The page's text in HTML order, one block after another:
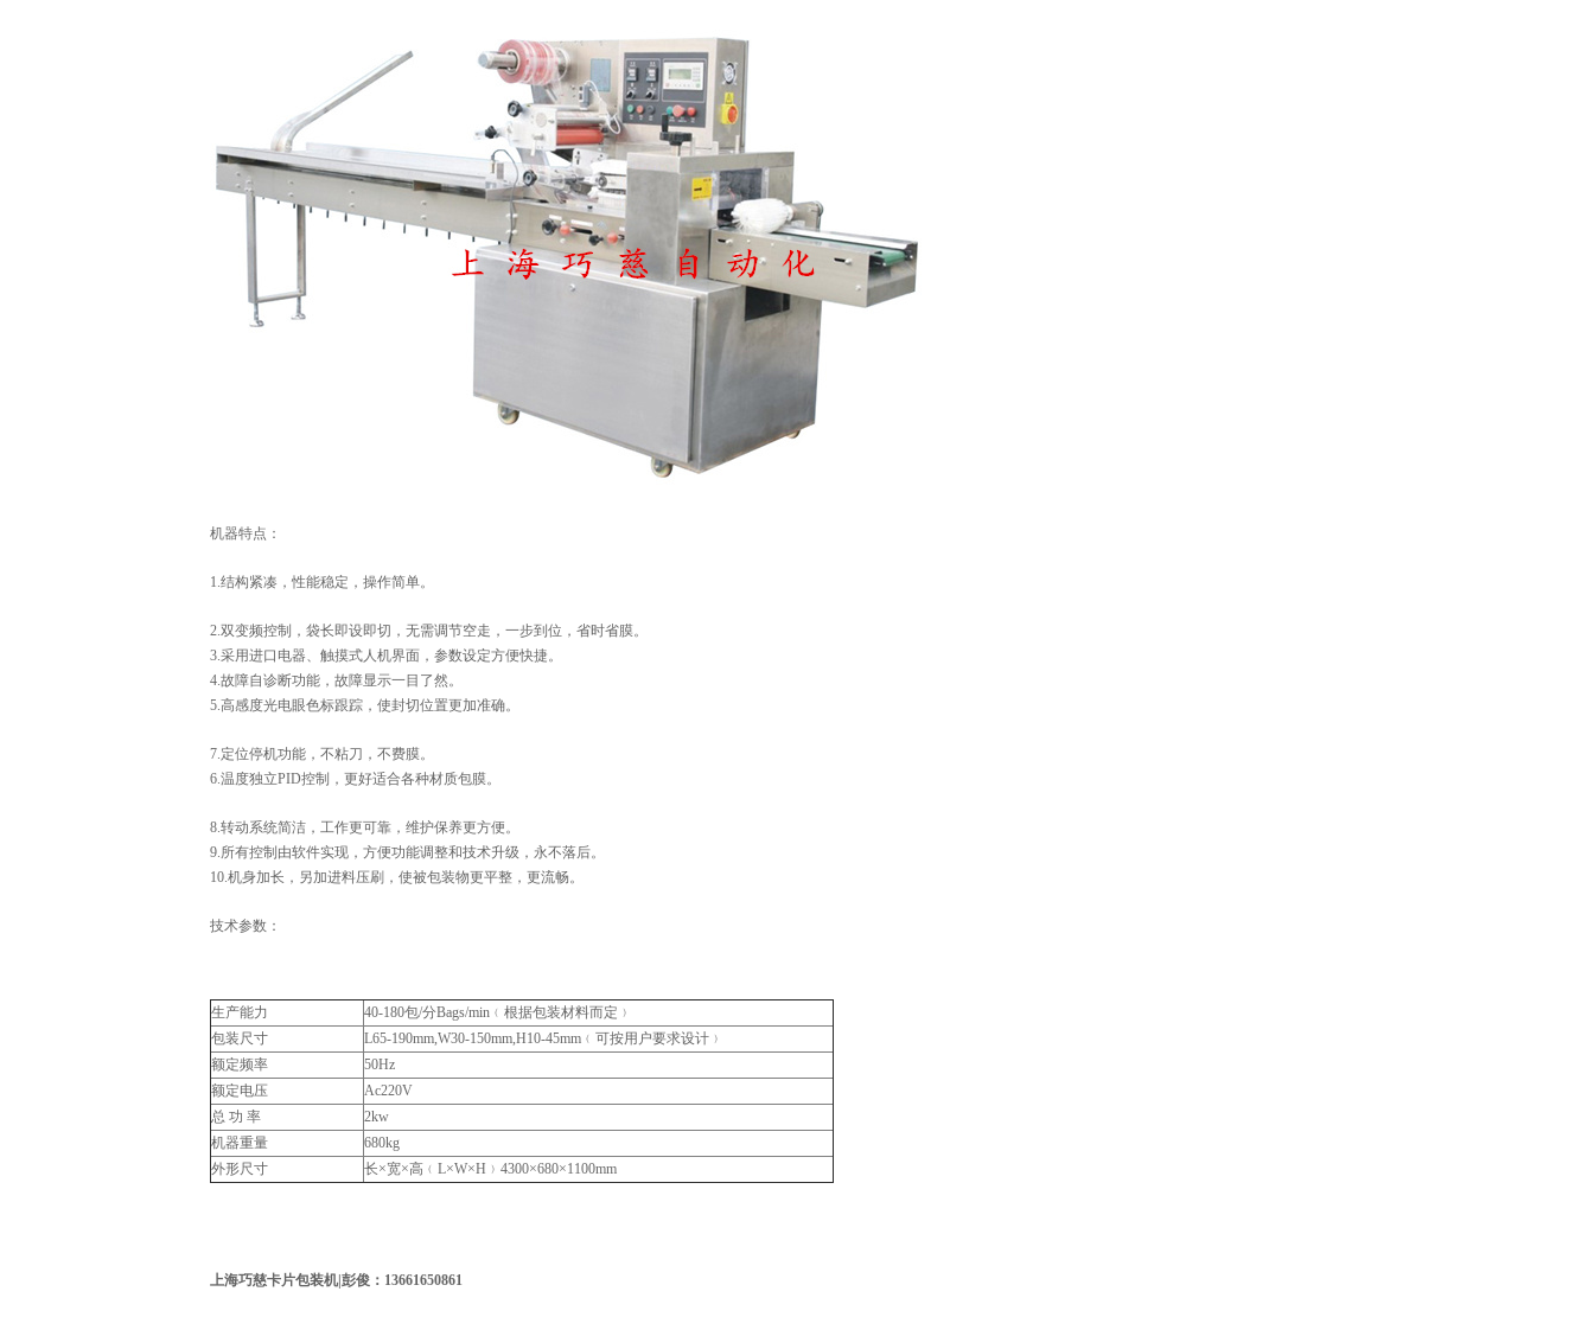
机器特点：
1.结构紧凑，性能稳定，操作简单。
2.双变频控制，袋长即设即切，无需调节空走，一步到位，省时省膜。
3.采用进口电器、触摸式人机界面，参数设定方便快捷。
4.故障自诊断功能，故障显示一目了然。
5.高感度光电眼色标跟踪，使封切位置更加准确。
7.定位停机功能，不粘刀，不费膜。
6.温度独立PID控制，更好适合各种材质包膜。
8.转动系统简洁，工作更可靠，维护保养更方便。
9.所有控制由软件实现，方便功能调整和技术升级，永不落后。
10.机身加长，另加进料压刷，使被包装物更平整，更流畅。
技术参数：
生产能力
40-180包/分Bags/min﹙根据包装材料而定﹚
包装尺寸
L65-190mm,W30-150mm,H10-45mm﹙可按用户要求设计﹚
额定频率
50Hz
额定电压
Ac220V
总 功 率
2kw
机器重量
680kg
外形尺寸
长×宽×高﹙L×W×H﹚4300×680×1100mm
上海巧慈卡片包装机|彭俊：13661650861